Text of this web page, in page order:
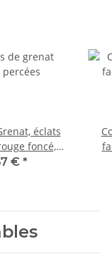
éclats
foncé,
cm /4231
€ *